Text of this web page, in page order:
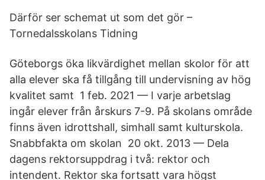
Därför ser schemat ut som det gör –
Tornedalsskolans Tidning
Göteborgs öka likvärdighet mellan skolor för att
alla elever ska få tillgång till undervisning av hög
kvalitet samt 1 feb. 2021 — I varje arbetslag
ingår elever från årskurs 7-9. På skolans område
finns även idrottshall, simhall samt kulturskola.
Snabbfakta om skolan 20 okt. 2013 — Dela
dagens rektorsuppdrag i två: rektor och
intendent. Rektor ska fortsatt vara högst